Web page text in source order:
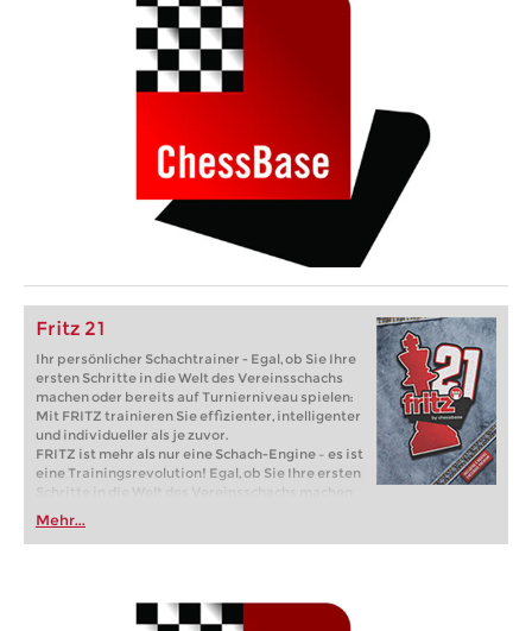
Fritz 21
Ihr persönlicher Schachtrainer - Egal, ob Sie Ihre
ersten Schritte in die Welt des Vereinsschachs
machen oder bereits auf Turnierniveau spielen:
Mit FRITZ trainieren Sie effizienter, intelligenter
und individueller als je zuvor.
FRITZ ist mehr als nur eine Schach-Engine – es ist
eine Trainingsrevolution! Egal, ob Sie Ihre ersten
Schritte in die Welt des Vereinsschachs machen
oder bereits auf Turnierniveau spielen: Mit
FRITZ trainieren Sie effizienter, intelligenter und
individueller als je zuvor.
Mehr...